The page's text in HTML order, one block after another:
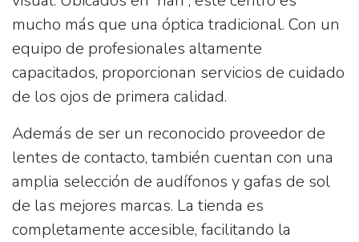
mucho más que una óptica tradicional. Con un
equipo de profesionales altamente
capacitados, proporcionan servicios de cuidado
de los ojos de primera calidad.
Además de ser un reconocido proveedor de
lentes de contacto, también cuentan con una
amplia selección de audífonos ygafas de sol
de las mejores marcas. La tienda es
completamente accesible, facilitando la